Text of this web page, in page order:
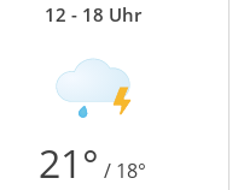
12 - 18 Uhr
21° / 18°